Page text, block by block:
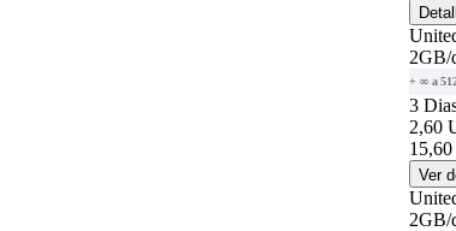
2GB/
+ ∞ a
3
2,60
Ver
2GB/